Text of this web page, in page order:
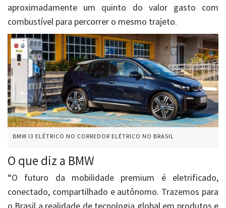
aproximadamente um quinto do valor gasto com
combustível para percorrer o mesmo trajeto.
BMW I3 ELÉTRICO NO CORREDOR ELÉTRICO NO BRASIL
O que diz a BMW
“O futuro da mobilidade premium é eletrificado,
conectado, compartilhado e autônomo. Trazemos para